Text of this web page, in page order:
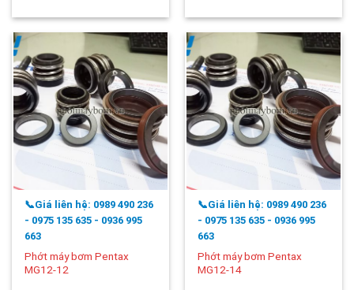
📞Giá liên hệ: 0989 490 236
- 0975 135 635 - 0936 995
663
Phớt máy bơm Pentax
MG12-12
📞Giá liên hệ: 0989 490 236
- 0975 135 635 - 0936 995
663
Phớt máy bơm Pentax
MG12-14